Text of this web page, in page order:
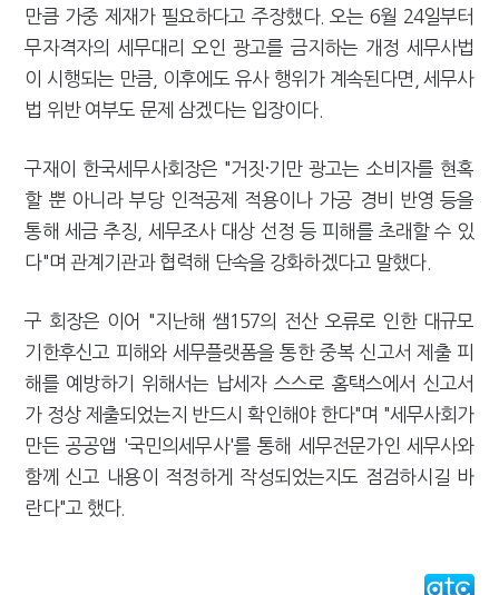
만큼 가중 제재가 필요하다고 주장했다. 오는 6월 24일부터
무자격자의 세무대리 오인 광고를 금지하는 개정 세무사법
이 시행되는 만큼, 이후에도 유사 행위가 계속된다면, 세무사
법 위반 여부도 문제 삼겠다는 입장이다.
구재이 한국세무사회장은 "거짓·기만 광고는 소비자를 현혹
할 뿐 아니라 부당 인적공제 적용이나 가공 경비 반영 등을
통해 세금 추징, 세무조사 대상 선정 등 피해를 초래할 수 있
다"며 관계기관과 협력해 단속을 강화하겠다고 말했다.
구 회장은 이어 "지난해 쌤157의 전산 오류로 인한 대규모
기한후신고 피해와 세무플랫폼을 통한 중복 신고서 제출 피
해를 예방하기 위해서는 납세자 스스로 홈택스에서 신고서
가 정상 제출되었는지 반드시 확인해야 한다"며 "세무사회가
만든 공공앱 '국민의세무사'를 통해 세무전문가인 세무사와
함께 신고 내용이 적정하게 작성되었는지도 점검하시길 바
란다"고 했다.